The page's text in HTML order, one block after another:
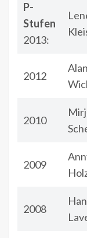
P-
Stufen
2013:
2012
2010
2009
2008